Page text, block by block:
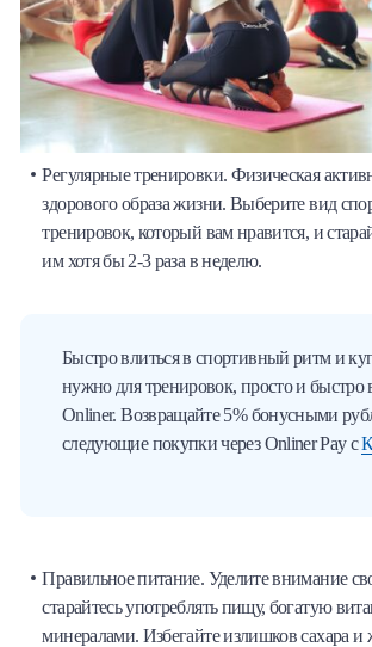
Регулярные тренировки. Физическая
здорового образа жизни. Выберите вид
тренировок, который вам нравится, и
им хотя бы 2-3 раза в неделю.
Быстро влиться в спортивный ритм и
нужно для тренировок, просто и быстро
Onliner. Возвращайте 5% бонусными
следующие покупки через Onliner Pay с
Правильное питание. Уделите внимание
старайтесь употреблять пищу, богатую
минералами. Избегайте излишков сахара и